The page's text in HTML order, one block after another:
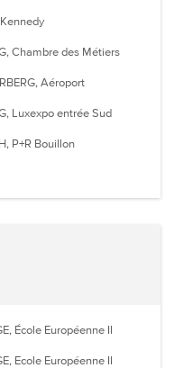
Chambre des Métiers
Aéroport
Luxexpo entrée Sud
P+R Bouillon
École Européenne II
Ecole Européenne II